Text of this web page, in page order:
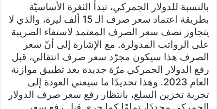
بالنسبة للدولار الجمركي، تبدأ الثغرة الأساسيّة
بطريقة اعتماد سعر صرف الـ 15 ألف ليرة، والذي لا
يتجاوز نصف سعر الصرف المعتمد لاستفاء الضريبة
على الرواتب المدولرة. مع الإشارة إلى أنّ سعر
الصرف هذا سيكون مجرّد سعر صرف انتقالي، قبل
رفع الدولار الجمركي مرّة جديدة بعد تطبيق موازنة
العام 2023. وهذا تحديدًا ما سيعني العودة إلى
تجربة تخزين السلع، بانتظار رفع سعر صرف الدولار